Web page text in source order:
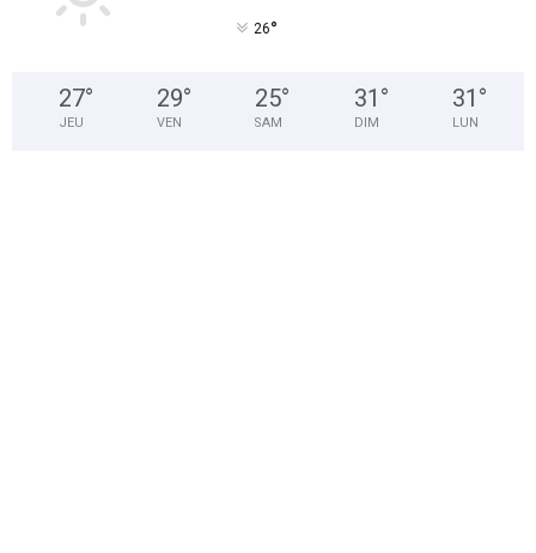
26°
27°
JEU
29°
VEN
25°
SAM
31 °
DIM
31 °
LUN